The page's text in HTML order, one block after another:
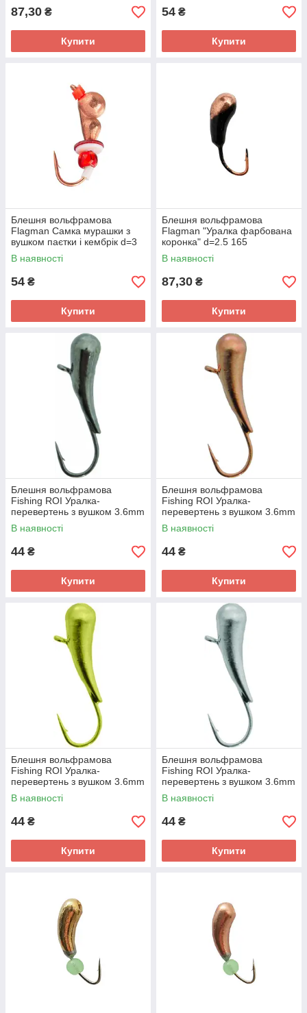
87,30 ₴
Купити
54 ₴
Купити
Блешня вольфрамова
Flagman Самка мурашки з
вушком паєтки і кембрік d=3
мідь
В наявності
54 ₴
Купити
Блешня вольфрамова
Flagman "Уралка фарбована
коронка" d=2.5 165
В наявності
87,30 ₴
Купити
Блешня вольфрамова
Fishing ROI Уралка-
перевертень з вушком 3.6mm
black nickle
В наявності
44 ₴
Купити
Блешня вольфрамова
Fishing ROI Уралка-
перевертень з вушком 3.6mm
copper
В наявності
44 ₴
Купити
Блешня вольфрамова
Fishing ROI Уралка-
перевертень з вушком 3.6mm
gold
В наявності
44 ₴
Купити
Блешня вольфрамова
Fishing ROI Уралка-
перевертень з вушком 3.6mm
silver
В наявності
44 ₴
Купити